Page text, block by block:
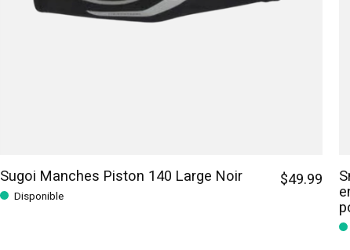
Sugoi Manches Piston 140 Large Noir
Disponible
$49.99